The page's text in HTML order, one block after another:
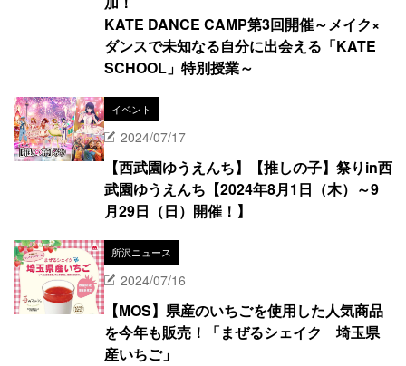
KATE DANCE CAMP第3回開催～メイク×
ダンスで未知なる自分に出会える「KATE
SCHOOL」特別授業～
イベント
2024/07/17
【西武園ゆうえんち】【推しの子】祭りin西
武園ゆうえんち【2024年8月1日（木）～9
月29日（日）開催！】
所沢ニュース
2024/07/16
【MOS】県産のいちごを使用した人気商品
を今年も販売！「まぜるシェイク 埼玉県
産いちご」